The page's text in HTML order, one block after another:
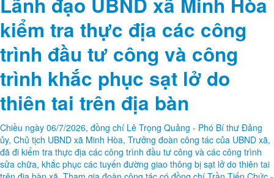
Lãnh đạo UBND xã Minh Hòa
kiểm tra thực địa các công
trình đầu tư công và công
trình khắc phục sạt lở do
thiên tai trên địa bàn